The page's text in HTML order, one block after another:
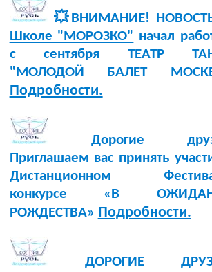
💥ВНИМАНИЕ!
Школе "МОРОЗКО" начал
с сентября ТЕАТР
"МОЛОДОЙ БАЛЕТ
Подробности.
Дорогие
Приглашаем вас принять
Дистанционном
конкурсе «В
РОЖДЕСТВА» Подробности.
ДОРОГИЕ